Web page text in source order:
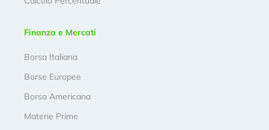
Finanza e Mercati
Borsa Italiana
Borse Europee
Borsa Americana
Materie Prime